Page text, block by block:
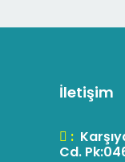
İletişim
:
Cd.